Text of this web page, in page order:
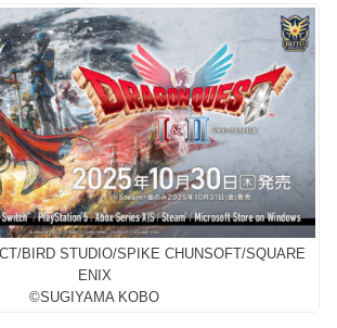
BIRD STUDIO/SPIKE CHUNSOFT/SQUARE
ENIX
©SUGIYAMA KOBO